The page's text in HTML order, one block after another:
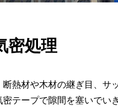
密処理
熱材や木材の継ぎ目、サ
密テープで隙間を塞いでい